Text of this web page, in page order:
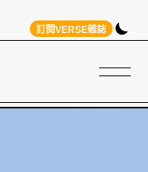
訂閱VERSE雜誌